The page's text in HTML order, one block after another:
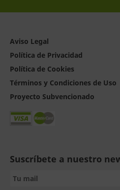
Aviso Legal
Política de Privacidad
Política de Cookies
Términos y Condiciones de Uso
Proyecto Subvencionado
Suscríbete a nuestro